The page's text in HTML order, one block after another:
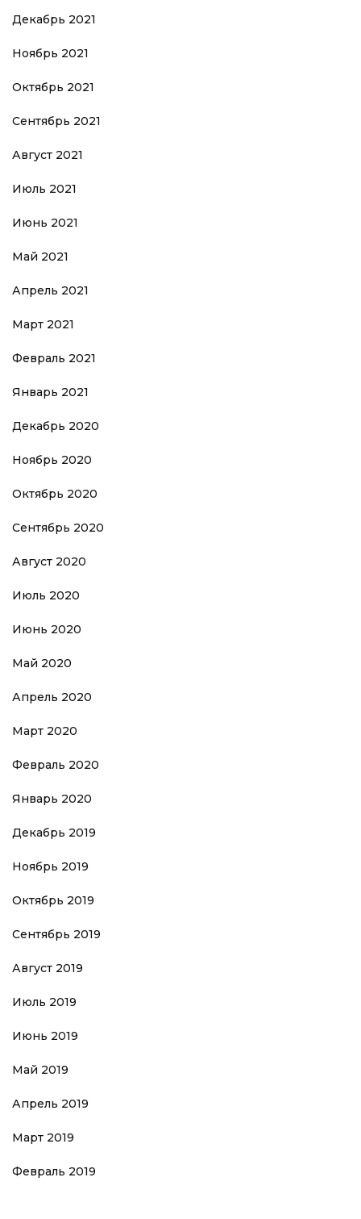
Декабрь 2021
Ноябрь 2021
Октябрь 2021
Сентябрь 2021
Август 2021
Июль 2021
Июнь 2021
Май 2021
Апрель 2021
Март 2021
Февраль 2021
Январь 2021
Декабрь 2020
Ноябрь 2020
Октябрь 2020
Сентябрь 2020
Август 2020
Июль 2020
Июнь 2020
Май 2020
Апрель 2020
Март 2020
Февраль 2020
Январь 2020
Декабрь 2019
Ноябрь 2019
Октябрь 2019
Сентябрь 2019
Август 2019
Июль 2019
Июнь 2019
Май 2019
Апрель 2019
Март 2019
Февраль 2019